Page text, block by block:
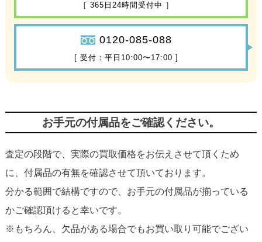
［ 365日24時間受付中 ］
0120-085-088
[ 受付：平日10:00〜17:00 ]
お手元の付属品をご確認ください。
査定の段階で、実際の買取価格をお伝えさせて頂くため
に、付属品の有無を確認させて頂いております。
分かる範囲で結構ですので、お手元の付属品が揃っている
かご確認頂けると幸いです。
※もちろん、欠品がある場合でもお買い取り可能でござい